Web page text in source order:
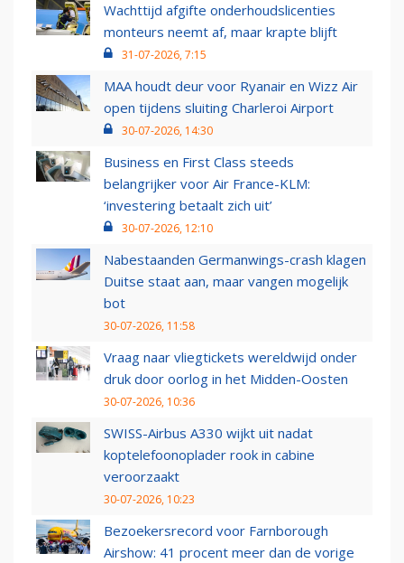
Wachttijd afgifte onderhoudslicenties
monteurs neemt af, maar krapte blijft
31-07-2026, 7:15
MAA houdt deur voor Ryanair en Wizz Air
open tijdens sluiting Charleroi Airport
30-07-2026, 14:30
Business en First Class steeds
belangrijker voor Air France-KLM:
‘investering betaalt zich uit’
30-07-2026, 12:10
Nabestaanden Germanwings-crash klagen
Duitse staat aan, maar vangen mogelijk
bot
30-07-2026, 11:58
Vraag naar vliegtickets wereldwijd onder
druk door oorlog in het Midden-Oosten
30-07-2026, 10:36
SWISS-Airbus A330 wijkt uit nadat
koptelefoonoplader rook in cabine
veroorzaakt
30-07-2026, 10:23
Bezoekersrecord voor Farnborough
Airshow: 41 procent meer dan de vorige